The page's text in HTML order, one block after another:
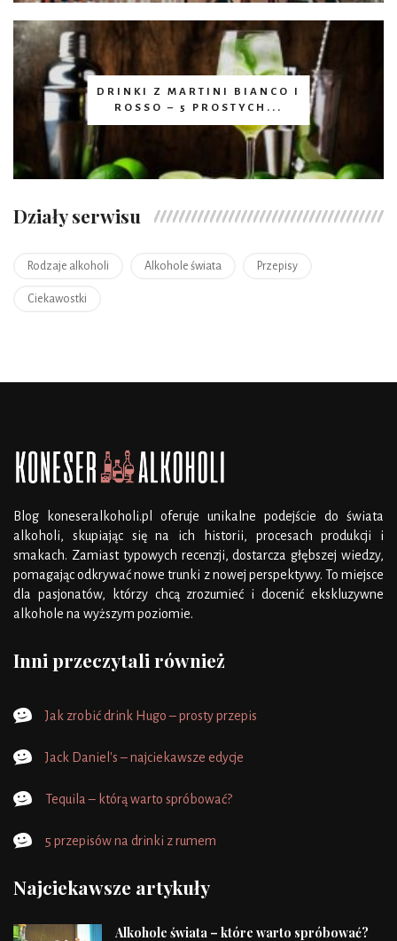
DRINKI Z MARTINI BIANCO I
ROSSO – 5 PROSTYCH...
Działy serwisu
Rodzaje alkoholi Alkohole świata Przepisy
Ciekawostki
Blog koneseralkoholi.pl oferuje unikalne podejście do świata
alkoholi, skupiając się na ich historii, procesach produkcji i
smakach. Zamiast typowych recenzji, dostarcza głębszej wiedzy,
pomagając odkrywać nowe trunki z nowej perspektywy. To miejsce
dla pasjonatów, którzy chcą zrozumieć i docenić ekskluzywne
alkohole na wyższym poziomie.
Inni przeczytali również
Jak zrobić drink Hugo – prosty przepis
Jack Daniel's – najciekawsze edycje
Tequila – którą warto spróbować?
5 przepisów na drinki z rumem
Najciekawsze artykuły
Alkohole świata – które warto spróbować?